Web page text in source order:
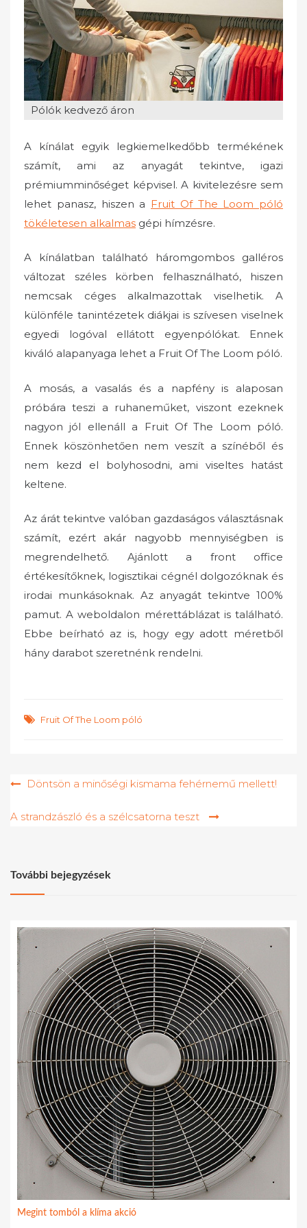
o
n
Pólók kedvező áron
A kínálat egyik legkiemelkedőbb termékének
számít, ami az anyagát tekintve, igazi
prémiumminőséget képvisel. A kivitelezésre sem
lehet panasz, hiszen a Fruit Of The Loom póló
tökéletesen alkalmas gépi hímzésre.
A kínálatban található háromgombos galléros
változat széles körben felhasználható, hiszen
nemcsak céges alkalmazottak viselhetik. A
különféle tanintézetek diákjai is szívesen viselnek
egyedi logóval ellátott egyenpólókat. Ennek
kiváló alapanyaga lehet a Fruit Of The Loom póló.
A mosás, a vasalás és a napfény is alaposan
próbára teszi a ruhaneműket, viszont ezeknek
nagyon jól ellenáll a Fruit Of The Loom póló.
Ennek köszönhetően nem veszít a színéből és
nem kezd el bolyhosodni, ami viseltes hatást
keltene.
Az árát tekintve valóban gazdaságos választásnak
számít, ezért akár nagyobb mennyiségben is
megrendelhető. Ajánlott a front office
értékesítőknek, logisztikai cégnél dolgozóknak és
irodai munkásoknak. Az anyagát tekintve 100%
pamut. A weboldalon mérettáblázat is található.
Ebbe beírható az is, hogy egy adott méretből
hány darabot szeretnénk rendelni.
Fruit Of The Loom póló
Bejegyzés
Döntsön a minőségi kismama fehérnemű mellett!
A strandzászló és a szélcsatorna teszt
További bejegyzések
Megint tomból a klíma akció